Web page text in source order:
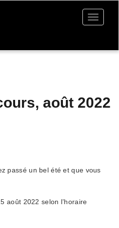
Toggle
août 2022
passé un bel été et que vous
août 2022 selon l’horaire